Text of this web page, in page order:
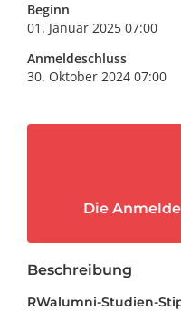
Beginn
01. Januar 2025 07:00
Anmeldeschluss
30. Oktober 2024 07:00
Die
Beschreibung
RWalumni-Studien-